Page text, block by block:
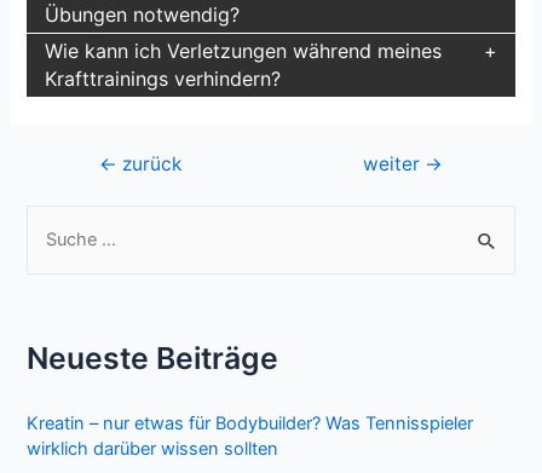
Übungen notwendig?
Wie kann ich Verletzungen während meines
Krafttrainings verhindern?
Beitragsnavigation
← zurück weiter →
e
n
Neueste Beiträge
Kreatin – nur etwas für Bodybuilder? Was Tennisspieler
wirklich darüber wissen sollten